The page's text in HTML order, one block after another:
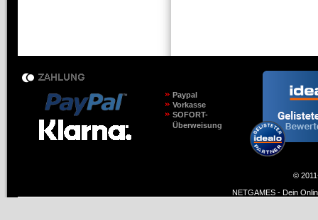
Paypal
Vorkasse
SOFORT-
Überweisung
©
NETGAMES - Dein